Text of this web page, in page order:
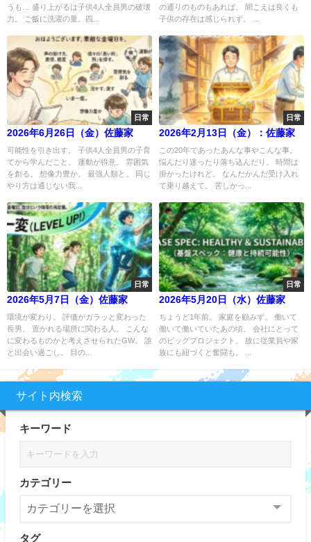
うも… 盛り上がるは子供4人全員男の破壊
力。 ご飯に洗濯の量。四...
の通りのものもあれば。 聞こえは良くも
子供の存在は感じられず。 ...
日常
2026年6月26日（金）佐藤家
可能性を引き出す。 子供4人全員男の子育
てから学んだこと。 運動が得意。 雰囲気
を創る。 想像力豊か。 最強人類と。 同じ
やり方は通じない我...
日常
2026年2月13日（金）：佐藤家
この20年であったあんな事やこんな事。
悩んだり迷ったり落ち込んだり。 時間は
掛かったけれど。 なんだかんだ受け入れ
て乗り越えて。 苦しかっ...
日常
2026年5月7日（金）佐藤家
環境が変わり。 評価がガラッと変わった
長男。 置かれる場所に関わる人。 こんな
に変わるものかと考えさせられたGW。 誰
と出会い過ごし。 目の...
日常
2026年5月20日（水）佐藤家
ちょうど1年前。 家庭を顧みず。 働いて
働いて働いていたあの頃。 会社にとって
のビッグプロジェクト。 故に従業員や家
族にも紐づくと奮闘も。 ...
サイト内検索
キーワード
カテゴリー
タグ